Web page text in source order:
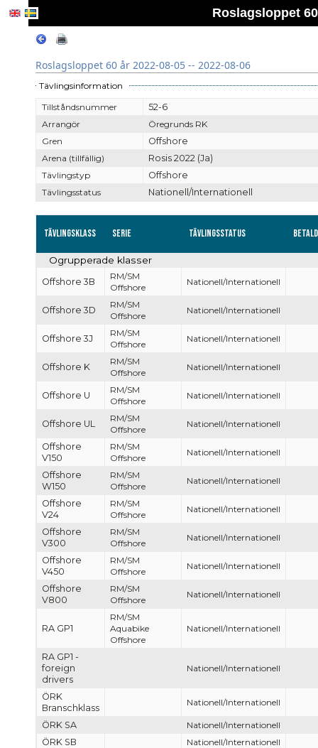
Roslagsloppet
Roslagsloppet 60 år 2022-08-05 -- 2022-08-06
Tävlingsinformation
Tillståndsnummer
52-6
Arrangör
Öregrunds RK
Gren
Offshore
Arena (tillfällig)
Rosis 2022 (Ja)
Tävlingstyp
Offshore
Tävlingsstatus
Nationell/Internationell
Tävlingsklass Serie Tävlingsstatus
Ogrupperade klasser
Offshore 3B
RM/SM
Offshore
Nationell/Internationell
Offshore 3D
RM/SM
Offshore
Nationell/Internationell
Offshore 3J
RM/SM
Offshore
Nationell/Internationell
Offshore K
RM/SM
Offshore
Nationell/Internationell
Offshore U
RM/SM
Offshore
Nationell/Internationell
Offshore UL
RM/SM
Offshore
Nationell/Internationell
Offshore
V150
RM/SM
Offshore
Nationell/Internationell
Offshore
W150
RM/SM
Offshore
Nationell/Internationell
Offshore
V24
RM/SM
Offshore
Nationell/Internationell
Offshore
V300
RM/SM
Offshore
Nationell/Internationell
Offshore
V450
RM/SM
Offshore
Nationell/Internationell
Offshore
V800
RM/SM
Offshore
Nationell/Internationell
RA GP1
RM/SM
Aquabike
Offshore
Nationell/Internationell
RA GP1 -
foreign
drivers
Nationell/Internationell
ÖRK
Branschklass
Nationell/Internationell
ÖRK SA
Nationell/Internationell
ÖRK SB
Nationell/Internationell